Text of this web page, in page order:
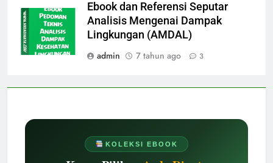
KOLEKSI EBOOK
Ebook dan Referensi Seputar
Analisis Mengenai Dampak
Lingkungan (AMDAL)
admin
7 tahun ago 3